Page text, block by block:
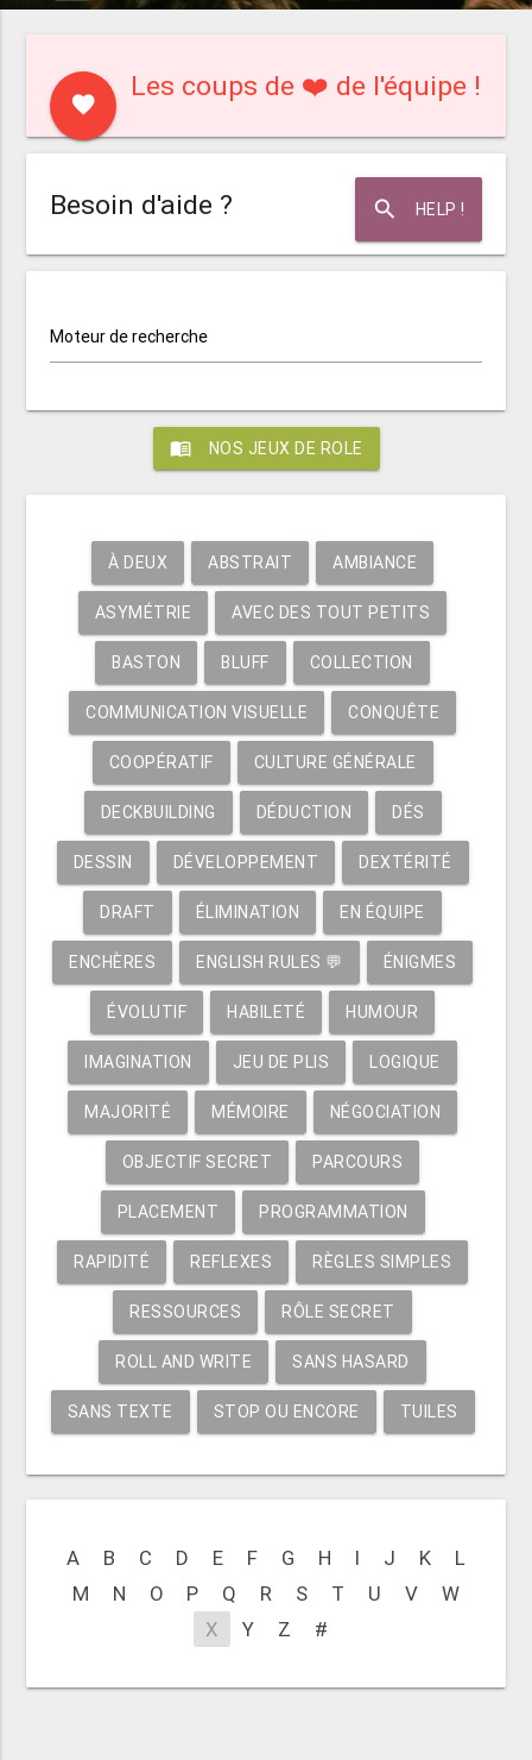
favorite
Les coups de ❤️ de l'équipe !
search HELP !
Besoin d'aide ?
Moteur de recherche
menu_book NOS JEUX DE ROLE
À DEUX ABSTRAIT AMBIANCE
ASYMÉTRIE AVEC DES TOUT PETITS
BASTON BLUFF COLLECTION
COMMUNICATION VISUELLE CONQUÊTE
COOPÉRATIF CULTURE GÉNÉRALE
DECKBUILDING DÉDUCTION DÉS
DESSIN DÉVELOPPEMENT DEXTÉRITÉ
DRAFT ÉLIMINATION EN ÉQUIPE
ENCHÈRES ENGLISH RULES 💬 ÉNIGMES
ÉVOLUTIF HABILETÉ HUMOUR
IMAGINATION JEU DE PLIS LOGIQUE
MAJORITÉ MÉMOIRE NÉGOCIATION
OBJECTIF SECRET PARCOURS
PLACEMENT PROGRAMMATION
RAPIDITÉ REFLEXES RÈGLES SIMPLES
RESSOURCES RÔLE SECRET
ROLL AND WRITE SANS HASARD
SANS TEXTE STOP OU ENCORE TUILES
A B C D E F G H I J K
L
M
N O P Q R S T U V
W
X
Y Z #